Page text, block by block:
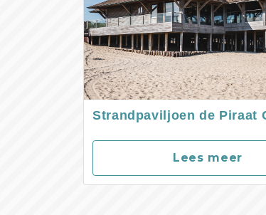
Strandpaviljoen de Piraat
Lees meer